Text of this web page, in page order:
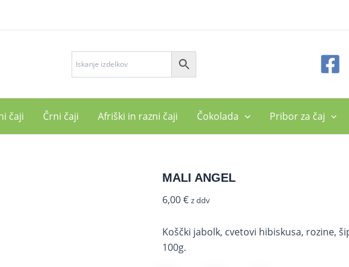
čaji Črni čaji Afriški in razni čaji Čokolada Pribor za čaj
MALI ANGEL
6,00€ z ddv
Koščki jabolk, cvetovi hibiskusa, rozine,
100g.